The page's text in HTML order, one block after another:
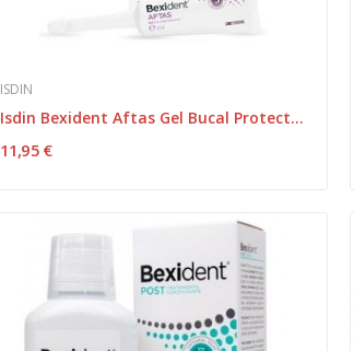
ISDIN
Isdin Bexident Aftas Gel Bucal Protector 8ml
11,95 €